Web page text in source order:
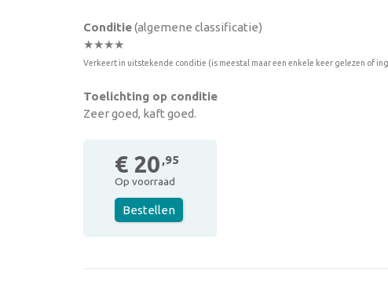
Conditie(algemene classificatie)
★★★★
Verkeert in uitstekende conditie (is meestal maar een enkele keer gelezen of
Toelichting op conditie
Zeer goed, kaft goed.
€ 20 ,95
Op voorraad
Bestellen